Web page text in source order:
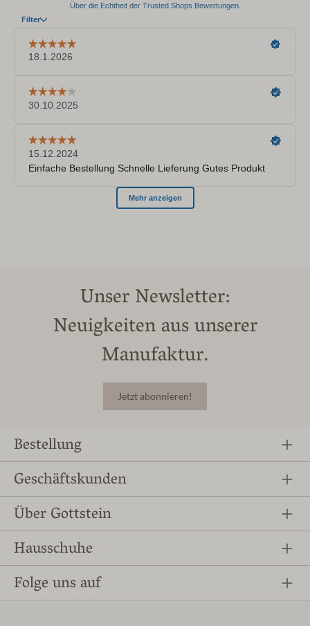
Unser Newsletter:
Neuigkeiten aus unserer
Manufaktur.
Jetzt abonnieren!
Bestellung
Geschäftskunden
Über Gottstein
Hausschuhe
Folge uns auf